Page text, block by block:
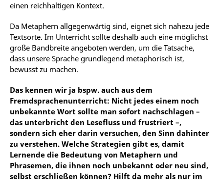
einen reichhaltigen Kontext.
Da Metaphern allgegenwärtig sind, eignet sich nahezu jede
Textsorte. Im Unterricht sollte deshalb auch eine möglichst
große Bandbreite angeboten werden, um die Tatsache,
dass unsere Sprache grundlegend metaphorisch ist,
bewusst zu machen.
Das kennen wir ja bspw. auch aus dem
Fremdsprachenunterricht: Nicht jedes einem noch
unbekannte Wort sollte man sofort nachschlagen –
das unterbricht den Lesefluss und frustriert –,
sondern sich eher darin versuchen, den Sinn dahinter
zu verstehen. Welche Strategien gibt es, damit
Lernende die Bedeutung von Metaphern und
Phrasemen, die ihnen noch unbekannt oder neu sind,
selbst erschließen können? Hilft da mehr als nur im